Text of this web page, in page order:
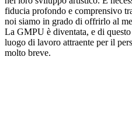
fiducia profondo e comprensivo
noi siamo in grado di offrirlo al
La GMPU è diventata, e di
luogo di lavoro attraente per il
molto breve.